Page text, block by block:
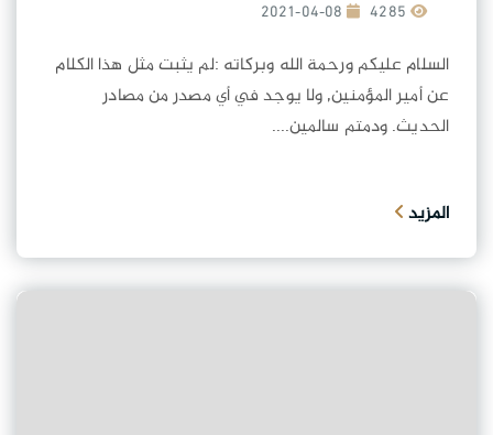
2021-04-08
السلام عليكم ورحمة الله وبركاته :لم يثبت مثل هذا الكلام
عن أمير المؤمنين, ولا يوجد في أي مصدر من مصادر
الحديث. ودمتم سالمين....
المزيد